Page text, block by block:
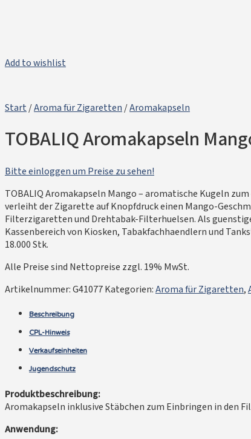
Add to wishlist
Start/Aroma für Zigaretten /Aromakapseln
TOBALIQ Aromakapseln
Bitte einloggen um Preise zu sehen!
TOBALIQ Aromakapseln Mango – aromatische Kugeln
verleiht der Zigarette auf Knopfdruck einen Mango-
Filterzigaretten und Drehtabak-Filterhuelsen. Als
Kassenbereich von Kiosken, Tabakfachhaendlern und
18.000 Stk.
Alle Preise sind Nettopreise zzgl. 19% MwSt.
Artikelnummer:G41077Kategorien:Aroma für Zigaretten,
Beschreibung
CPL-Hinweis
Verkaufseinheiten
Jugendschutz
Produktbeschreibung:
Aromakapseln inklusive Stäbchen zum Einbringen in den
Anwendung: